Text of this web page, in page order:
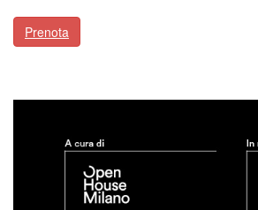
Prenota